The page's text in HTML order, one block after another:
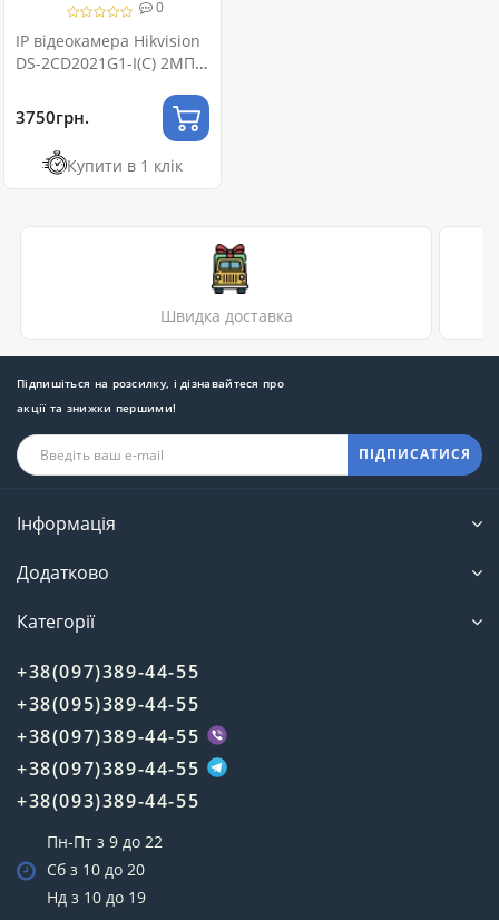
0
IP відеокамера Hikvision
DS-2CD2021G1-I(C) 2МП
3750грн.
Купити в 1 клік
Швидка доставка
Підпишіться на розсилку, і дізнавайтеся про
акції та знижки першими!
ПІДПИСАТИСЯ
Інформація
Додатково
Категорії
+38(097)389-44-55
+38(095)389-44-55
+38(097)389-44-55
+38(097)389-44-55
+38(093)389-44-55
Пн-Пт з 9 до 22
Сб з 10 до 20
Нд з 10 до 19